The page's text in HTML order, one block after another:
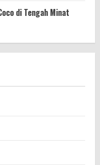
di Tengah Minat